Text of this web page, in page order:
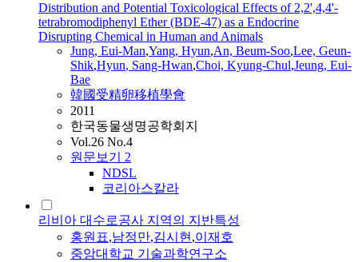
Distribution and Potential Toxicological Effects of 2,2',4,4'-
tetrabromodiphenyl Ether (BDE-47) as a Endocrine
Disrupting Chemical in Human and Animals
Jung, Eui-Man,Yang, Hyun,An, Beum-Soo,Lee, Geun-
Shik,Hyun, Sang-Hwan,Choi, Kyung-Chul,Jeung, Eui-
Bae
韓國受精卵移植學會
2011
한국동물생명공학회지
Vol.26 No.4
원문보기 2
NDSL
코리아스칼라
리비아 대수로공사 지역의 지반특성
홍원표,남정만,김시현,이재호
중앙대학교 기술과학연구소